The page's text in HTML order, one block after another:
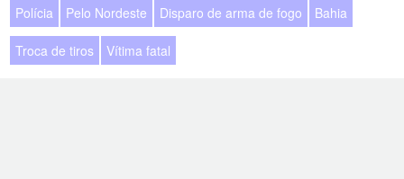
Polícia Pelo Nordeste Disparo de arma de fogo Bahia
Troca de tiros Vítima fatal